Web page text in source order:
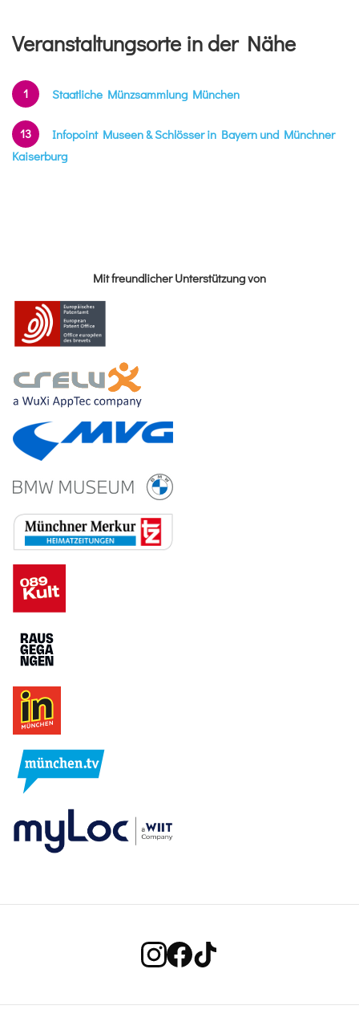
Veranstaltungsorte in der Nähe
1 Staatliche Münzsammlung München
13
Infopoint Museen & Schlösser in Bayern und Münchner
Kaiserburg
Mit freundlicher Unterstützung von